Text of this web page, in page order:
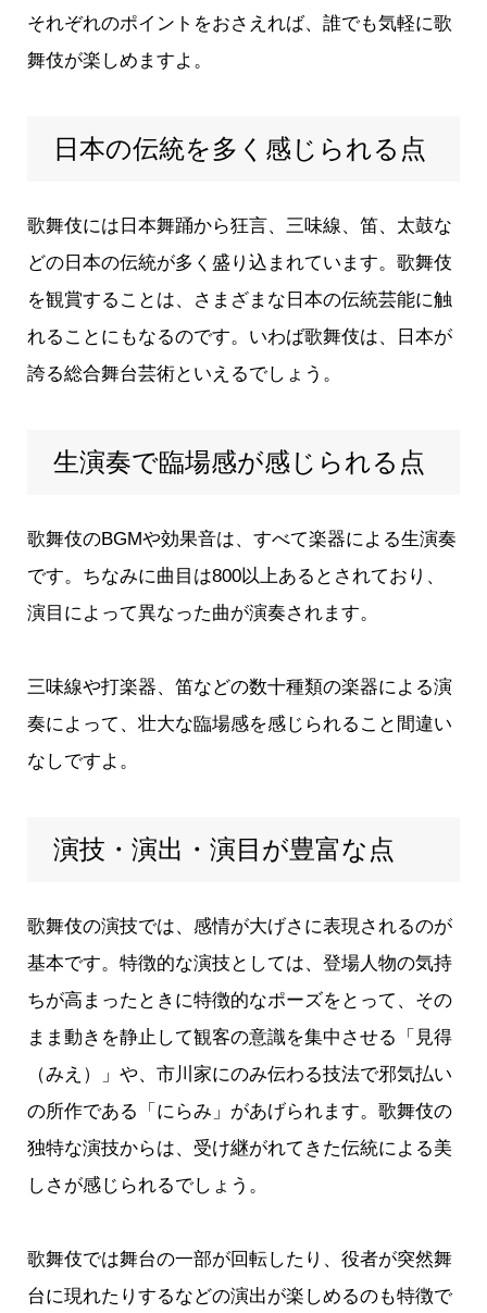
それぞれのポイントをおさえれば、誰でも気軽に歌
舞伎が楽しめますよ。
日本の伝統を多く感じられる点
歌舞伎には日本舞踊から狂言、三味線、笛、太鼓な
どの日本の伝統が多く盛り込まれています。歌舞伎
を観賞することは、さまざまな日本の伝統芸能に触
れることにもなるのです。いわば歌舞伎は、日本が
誇る総合舞台芸術といえるでしょう。
生演奏で臨場感が感じられる点
歌舞伎のBGMや効果音は、すべて楽器による生演奏
です。ちなみに曲目は800以上あるとされており、
演目によって異なった曲が演奏されます。
三味線や打楽器、笛などの数十種類の楽器による演
奏によって、壮大な臨場感を感じられること間違い
なしですよ。
演技・演出・演目が豊富な点
歌舞伎の演技では、感情が大げさに表現されるのが
基本です。特徴的な演技としては、登場人物の気持
ちが高まったときに特徴的なポーズをとって、その
まま動きを静止して観客の意識を集中させる「見得
（みえ）」や、市川家にのみ伝わる技法で邪気払い
の所作である「にらみ」があげられます。歌舞伎の
独特な演技からは、受け継がれてきた伝統による美
しさが感じられるでしょう。
歌舞伎では舞台の一部が回転したり、役者が突然舞
台に現れたりするなどの演出が楽しめるのも特徴で